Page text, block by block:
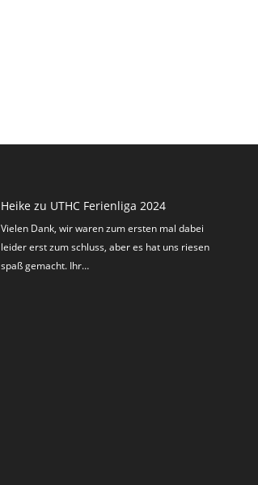
Heike zu UTHC Ferienliga 2024
Vielen Dank, wir waren zum ersten mal dabei
leider erst zum schluss, aber es hat uns riesen
spaß gemacht. Ihr…